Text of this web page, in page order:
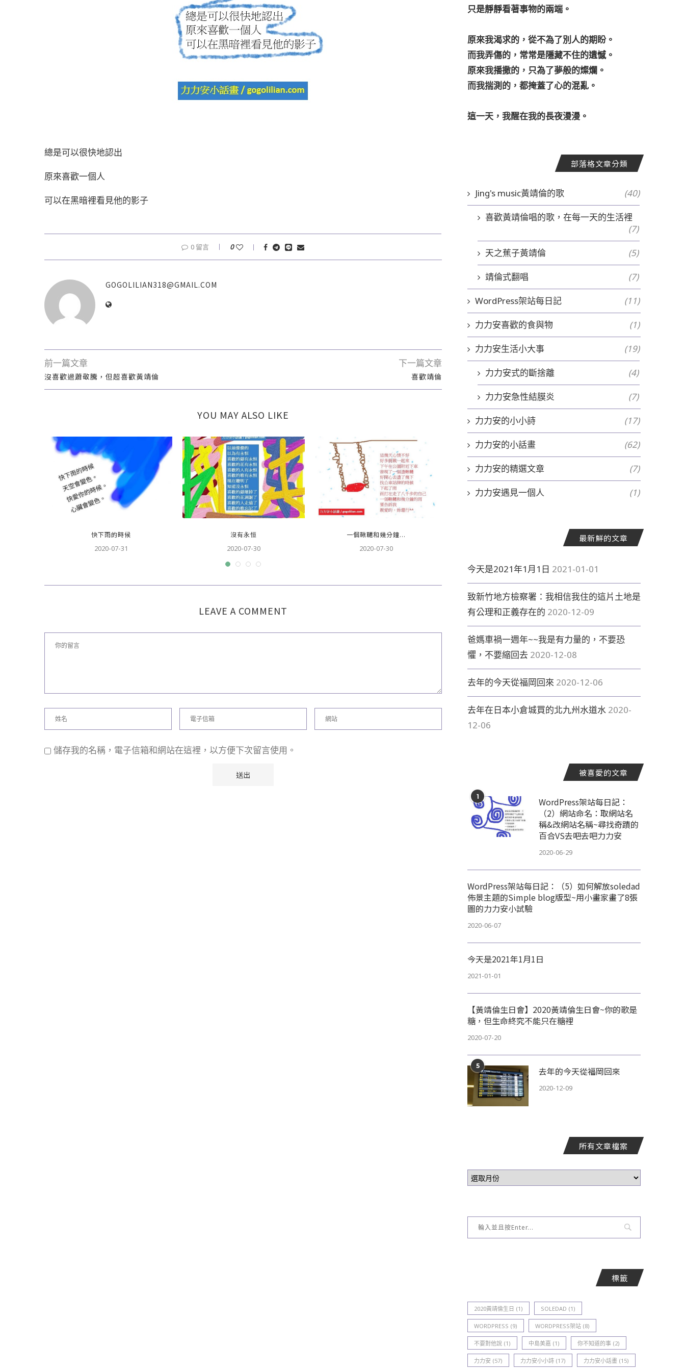
總是可以很快地認出
原來喜歡一個人
可以在黑暗裡看見他的影子
0 留言 0
GOGOLILIAN318@GMAIL.COM
前一篇文章
沒喜歡過蕭敬騰，但超喜歡黃靖倫
下一篇文章
喜歡靖倫
YOU MAY ALSO LIKE
快下雨的時候
2020-07-31
沒有永恒
2020-07-30
一個鞦韆和幾分鐘...
2020-07-30
另一雙溫柔的眼睛
2020-07-27
LEAVE A COMMENT
儲存我的名稱，電子信箱和網站在這裡，以方便下次留言使用。
只是靜靜看著事物的兩端。
原來我渴求的，從不為了別人的期盼。
而我弄傷的，常常是隱藏不住的遺憾。
原來我播撒的，只為了夢般的燦爛。
而我揣測的，都掩蓋了心的混亂。
這一天，我醒在我的長夜漫漫。
部落格文章分類
Jing's music黃靖倫的歌 (40)
喜歡黃靖倫唱的歌，在每一天的生活裡
(7)
天之蕉子黃靖倫 (5)
靖倫式翻唱 (7)
WordPress架站每日記 (11)
力力安喜歡的食與物 (1)
力力安生活小大事 (19)
力力安式的斷捨離 (4)
力力安急性結膜炎 (7)
力力安的小小詩 (17)
力力安的小話畫 (62)
力力安的精選文章 (7)
力力安遇見一個人 (1)
最新鮮的文章
今天是2021年1月1日 2021-01-01
致新竹地方檢察署：我相信我住的這片土地是
有公理和正義存在的 2020-12-09
爸媽車禍一週年~~我是有力量的，不要恐
懼，不要縮回去 2020-12-08
去年的今天從福岡回來 2020-12-06
去年在日本小倉城買的北九州水道水 2020-
12-06
被喜愛的文章
1
WordPress架站每日記：
（2）網站命名：取網站名
稱&改網站名稱~尋找奇蹟的
百合VS去吧去吧力力安
2020-06-29
WordPress架站每日記：（5）如何解放soledad
佈景主題的Simple blog版型~用小畫家畫了8張
圖的力力安小試驗
2020-06-07
今天是2021年1月1日
2021-01-01
【黃靖倫生日會】2020黃靖倫生日會~你的歌是
糖，但生命終究不能只在糖裡
2020-07-20
5 去年的今天從福岡回來
2020-12-09
所有文章檔案
標籤
2020黃靖倫生日 (1) SOLEDAD (1)
WORDPRESS (9) WORDPRESS架站 (8)
不要對他說 (1) 中島美嘉 (1) 你不知道的事 (2)
力力安 (57) 力力安小小詩 (17) 力力安小話畫 (15)